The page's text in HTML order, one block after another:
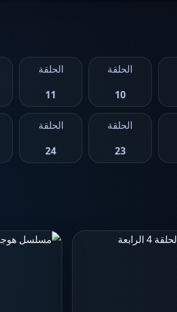
الحلقة
10
الحلقة
11
الحلقة
23
الحلقة
24